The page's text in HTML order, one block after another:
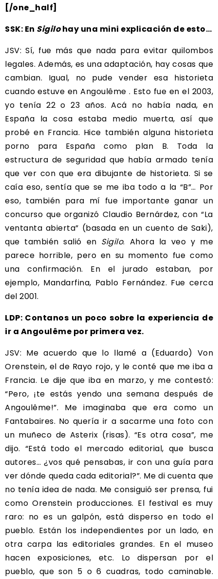
[/one_half]
SSK: En Sigilohay una mini explicación de esto…
JSV: Sí, fue más que nada para evitar quilombos
legales. Además, es una adaptación, hay cosas que
cambian. Igual, no pude vender esa historieta
cuando estuve en Angoulême . Esto fue en el 2003,
yo tenía 22 o 23 años. Acá no había nada, en
España la cosa estaba medio muerta, así que
probé en Francia. Hice también alguna historieta
porno para España como plan B. Toda la
estructura de seguridad que había armado tenía
que ver con que era dibujante de historieta. Si se
caía eso, sentía que se me iba todo a la “B”… Por
eso, también para mí fue importante ganar un
concurso que organizó Claudio Bernárdez, con “La
ventanta abierta” (basada en un cuento de Saki),
que también salió en Sigilo. Ahora la veo y me
parece horrible, pero en su momento fue como
una confirmación. En el jurado estaban, por
ejemplo, Mandarfina, Pablo Fernández. Fue cerca
del 2001.
LDP: Contanos un poco sobre la experiencia de
ir a Angoulême por primera vez.
JSV: Me acuerdo que lo llamé a (Eduardo) Von
Orenstein, el de Rayo rojo, y le conté que me iba a
Francia. Le dije que iba en marzo, y me contestó:
“Pero, ¡te estás yendo una semana después de
Angoulême!”. Me imaginaba que era como un
Fantabaires. No quería ir a sacarme una foto con
un muñeco de Asterix (risas). “Es otra cosa”, me
dijo. “Está todo el mercado editorial, que busca
autores… ¿vos qué pensabas, ir con una guía para
ver dónde queda cada editorial?”. Me di cuenta que
no tenía idea de nada. Me consiguió ser prensa, fui
como Orenstein producciones. El festival es muy
raro: no es un galpón, está disperso en todo el
pueblo. Están los independientes por un lado, en
otra carpa las editoriales grandes. En el museo
hacen exposiciones, etc. Lo dispersan por el
pueblo, que son 5 o 6 cuadras, todo caminable.